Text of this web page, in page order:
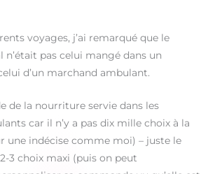
voyages, j’ai remarqué que le
pas celui mangé dans un
d’un marchand ambulant.
de la nourriture servie dans les
car il n’y a pas dix mille choix à la
une indécise comme moi) – juste le
3 choix maxi (puis on peut